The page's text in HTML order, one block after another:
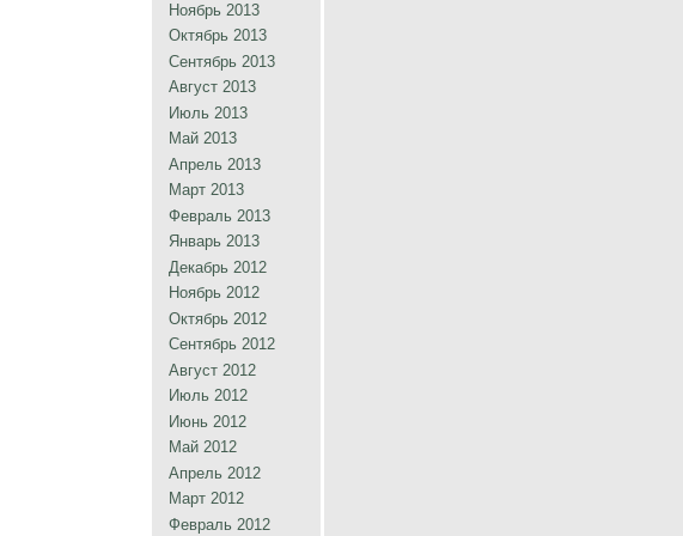
Ноябрь 2013
Октябрь 2013
Сентябрь 2013
Август 2013
Июль 2013
Май 2013
Апрель 2013
Март 2013
Февраль 2013
Январь 2013
Декабрь 2012
Ноябрь 2012
Октябрь 2012
Сентябрь 2012
Август 2012
Июль 2012
Июнь 2012
Май 2012
Апрель 2012
Март 2012
Февраль 2012